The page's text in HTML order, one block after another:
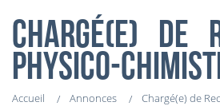
CHARGÉ(E) DE
PHYSICO-
Accueil Annonces Chargé(e) de